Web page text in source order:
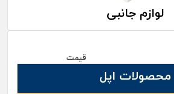
لوازم جانبی
قیمت
محصولات اپل